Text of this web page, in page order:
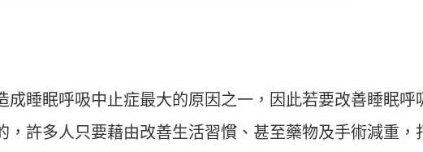
成睡眠呼吸中止症最大的原因之一，因此若要改善睡眠呼
，許多人只要藉由改善生活習慣、甚至藥物及手術減重，